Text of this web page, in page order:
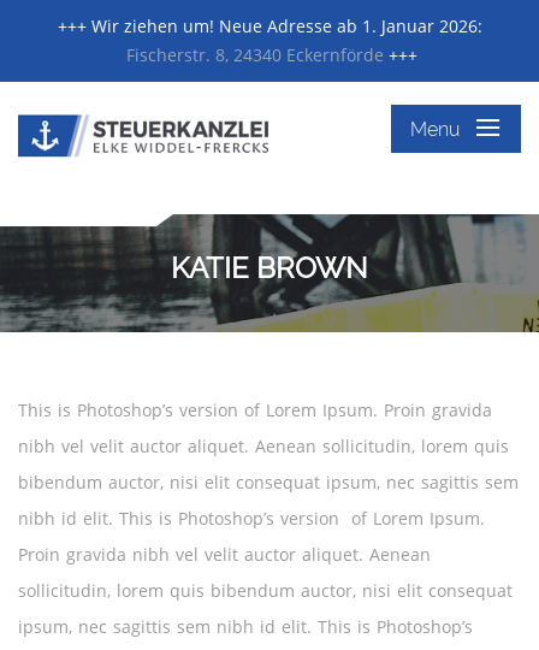
+++ Wir ziehen um! Neue Adresse ab 1. Januar 2026:
Fischerstr. 8, 24340 Eckernförde +++
Menu ≡
KATIE BROWN
This is Photoshop’s version of Lorem Ipsum. Proin gravida
nibh vel velit auctor aliquet. Aenean sollicitudin, lorem quis
bibendum auctor, nisi elit consequat ipsum, nec sagittis sem
nibh id elit. This is Photoshop’s version of Lorem Ipsum.
Proin gravida nibh vel velit auctor aliquet. Aenean
sollicitudin, lorem quis bibendum auctor, nisi elit consequat
ipsum, nec sagittis sem nibh id elit. This is Photoshop’s